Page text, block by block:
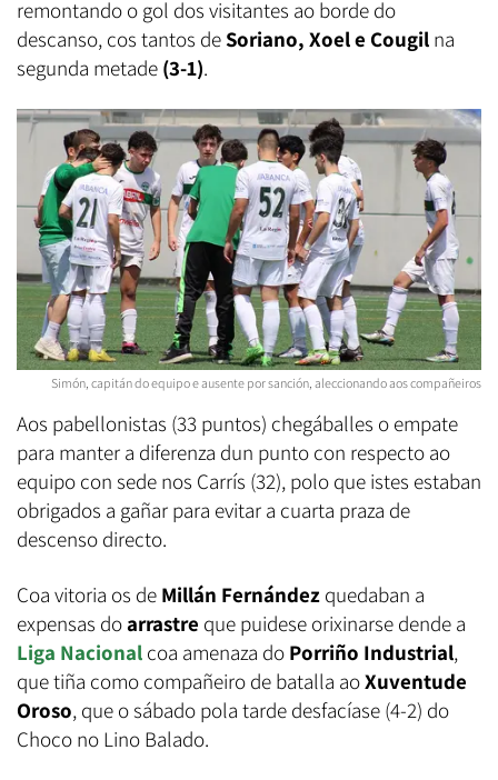
remontando o gol dos visitantes ao borde do
descanso, cos tantos deSoriano, Xoel e Cougil na
segunda metade (3-1).
Simón, capitán do equipo e ausente por sanción, aleccionando aos compañeiros
Aos pabellonistas (33 puntos) chegáballes o empate
para manter a diferenza dun punto con respecto ao
equipo con sede nos Carrís (32), polo que istes estaban
obrigados a gañar para evitar a cuarta praza de
descenso directo.
Coa vitoria os de Millán Fernández quedaban a
expensas doarrastre que puidese orixinarse dende a
Liga Nacional coa amenaza do Porriño Industrial,
que tiña como compañeiro de batalla aoXuventude
Oroso, que o sábado pola tarde desfacíase (4-2) do
Choco no Lino Balado.